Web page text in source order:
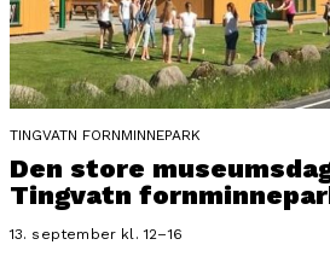
TINGVATN FORNMINNEPARK
Den store
Tingvatn
13. september kl. 12–16